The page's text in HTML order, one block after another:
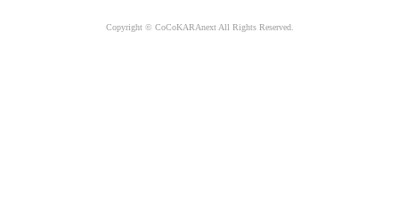
Copyright © CoCoKARAnext All Rights Reserved.